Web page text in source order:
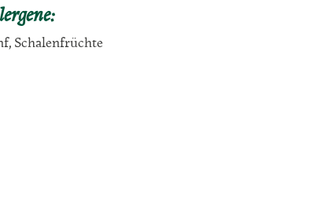
Schalenfrüchte